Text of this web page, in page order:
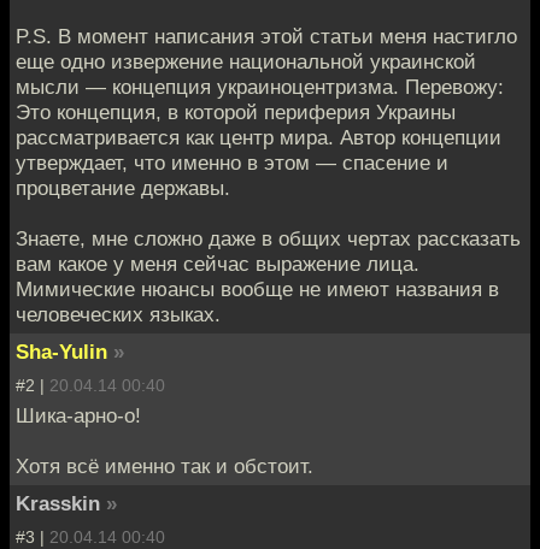
P.S. В момент написания этой статьи меня настигло
еще одно извержение национальной украинской
мысли — концепция украиноцентризма. Перевожу:
Это концепция, в которой периферия Украины
рассматривается как центр мира. Автор концепции
утверждает, что именно в этом — спасение и
процветание державы.
Знаете, мне сложно даже в общих чертах рассказать
вам какое у меня сейчас выражение лица.
Мимические нюансы вообще не имеют названия в
человеческих языках.
Sha-Yulin »
#2 | 20.04.14 00:40
Шика-арно-о!
Хотя всё именно так и обстоит.
Krasskin »
#3 | 20.04.14 00:40